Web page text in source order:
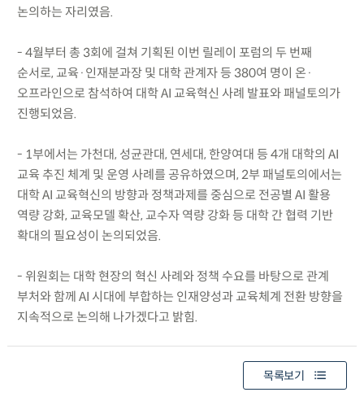
논의하는 자리였음.
- 4월부터 총 3회에 걸쳐 기획된 이번 릴레이 포럼의 두 번째
순서로, 교육·인재분과장 및 대학 관계자 등 380여 명이 온·
오프라인으로 참석하여 대학 AI 교육혁신 사례 발표와 패널토의가
진행되었음.
- 1부에서는 가천대, 성균관대, 연세대, 한양여대 등 4개 대학의 AI
교육 추진 체계 및 운영 사례를 공유하였으며, 2부 패널토의에서는
대학 AI 교육혁신의 방향과 정책과제를 중심으로 전공별 AI 활용
역량 강화, 교육모델 확산, 교수자 역량 강화 등 대학 간 협력 기반
확대의 필요성이 논의되었음.
- 위원회는 대학 현장의 혁신 사례와 정책 수요를 바탕으로 관계
부처와 함께 AI 시대에 부합하는 인재양성과 교육체계 전환 방향을
지속적으로 논의해 나가겠다고 밝힘.
목록보기